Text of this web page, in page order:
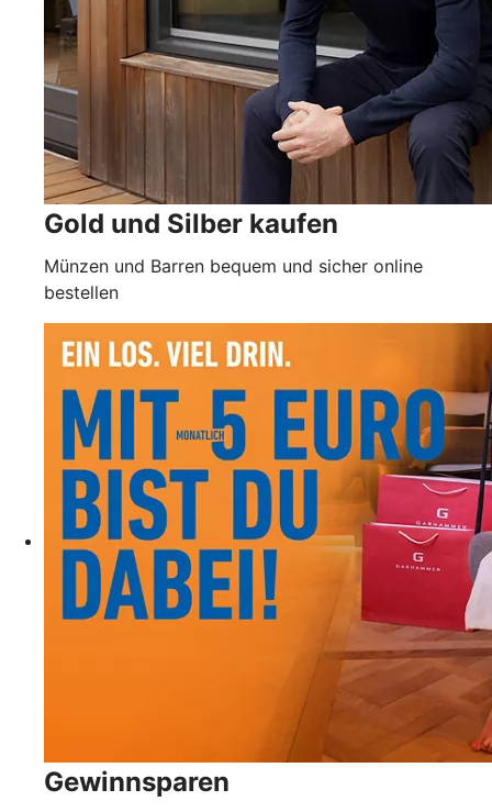
Gold und Silber kaufen
Münzen und Barren bequem und sicher online
bestellen
Gewinnsparen